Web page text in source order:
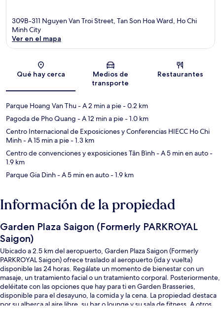
309B-311 Nguyen Van Troi Street, Tan Son Hoa Ward, Ho Chi
Minh City
Ver en el mapa
Qué hay cerca
Medios de
transporte
Restaurantes
Parque Hoang Van Thu- A 2 min a pie- 0.2 km
Pagoda de Pho Quang - A 12 min a pie- 1.0 km
Centro Internacional de Exposiciones y Conferencias HIECC Ho Chi
Minh- A 15 min a pie- 1.3 km
Centro de convenciones y exposiciones Tân Bình- A 5 min en auto-
1.9 km
Parque Gia Dinh- A 5 min en auto- 1.9 km
Información de la propiedad
Garden Plaza Saigon (Formerly PARKROYAL
Saigon)
Ubicado a 2.5 km del aeropuerto, Garden Plaza Saigon (Formerly
PARKROYAL Saigon) ofrece traslado al aeropuerto (ida y vuelta)
disponible las 24 horas. Regálate un momento de bienestar con un
masaje, un tratamiento facial o un tratamiento corporal. Posteriormente,
deléitate con las opciones que hay para ti en Garden Brasseries,
disponible para el desayuno, la comida y la cena. La propiedad destaca
por su alberca al aire libre, su bar o lounge y su sala de fitness. A otros